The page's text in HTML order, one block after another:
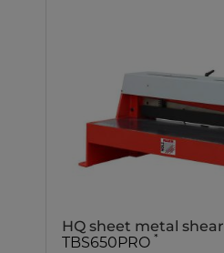
HQ sheet metal shear
TBS650PRO *